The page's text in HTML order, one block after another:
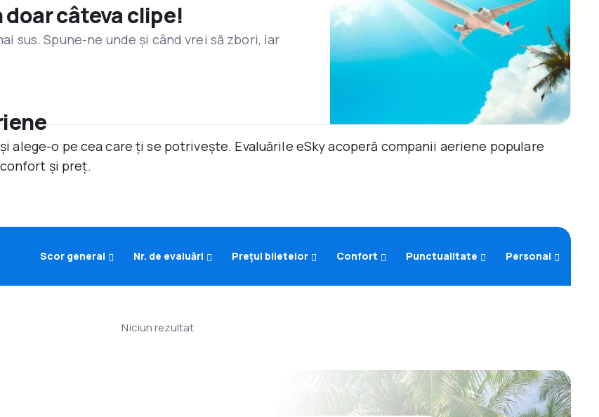
câteva clipe!
sus. Spune-ne unde și când vrei să zbori, iar
alege-o pe cea care ți se potrivește. Evaluările eSky acoperă companii aeriene populare
și preț.
Scor general Nr. de evaluări Prețul biletelor Confort Punctualitate Personal
Niciun rezultat